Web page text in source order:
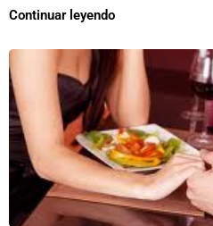
Continuar leyendo